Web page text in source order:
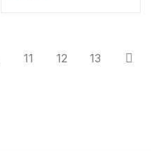
11 12 13